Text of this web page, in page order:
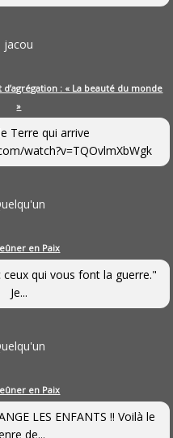
jacou
: « La beauté du monde
»
Terre qui arrive
watch?v=TQOvlmXbWgk
en Paix
ceux qui vous font la guerre."
Je...
en Paix
LES ENFANTS !! Voilà le
de...